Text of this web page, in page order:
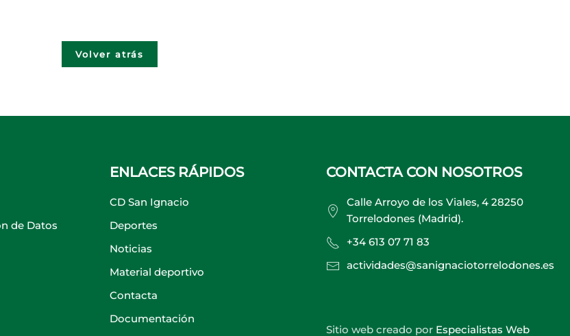
Volver atrás
de Datos
ENLACES RÁPIDOS
CD San Ignacio
Deportes
Noticias
Material deportivo
Contacta
Documentación
CONTACTA CON NOSOTROS
Calle Arroyo de los Viales, 4 28250
Torrelodones (Madrid).
+34 613 07 71 83
actividades@sanignaciotorrelodones.es
Sitio web creado por Especialistas Web